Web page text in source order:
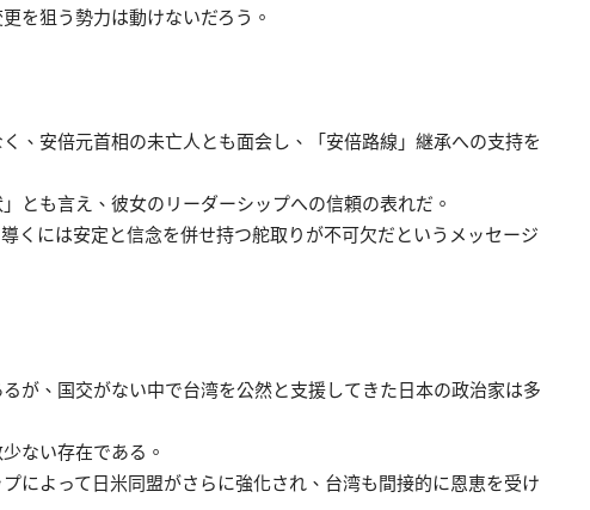
を狙う勢力は動けないだろう。
、安倍元首相の未亡人とも面会し、「安倍路線」継承への支持を
とも言え、彼女のリーダーシップへの信頼の表れだ。
くには安定と信念を併せ持つ舵取りが不可欠だというメッセージ
が、国交がない中で台湾を公然と支援してきた日本の政治家は多
ない存在である。
によって日米同盟がさらに強化され、台湾も間接的に恩恵を受け